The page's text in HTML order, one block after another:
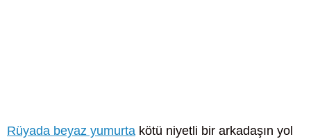
Rüyada beyaz yumurta kötü niyetli bir arkadaşın yol